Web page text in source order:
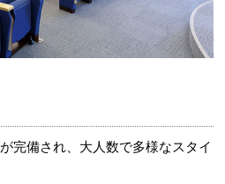
完備され、大人数で多様なスタイ